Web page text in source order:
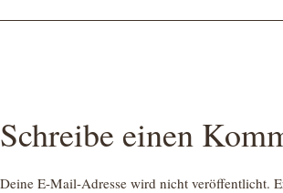
Schreibe einen
Deine E-Mail-Adresse wird nicht veröffentlicht.